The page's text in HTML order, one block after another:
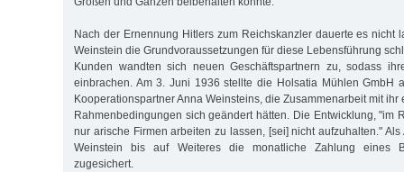
Nach der Ernennung Hitlers zum Reichskanzler dauerte es nicht
Weinstein die Grundvoraussetzungen für diese Lebensführung
Kunden wandten sich neuen Geschäftspartnern zu, sodass
einbrachen. Am 3. Juni 1936 stellte die Holsatia Mühlen GmbH
Kooperationspartner Anna Weinsteins, die Zusammenarbeit mit
Rahmenbedingungen sich geändert hätten. Die Entwicklung, "im
nur arische Firmen arbeiten zu lassen, [sei] nicht aufzuhalten."
Weinstein bis auf Weiteres die monatliche Zahlung eines
zugesichert.